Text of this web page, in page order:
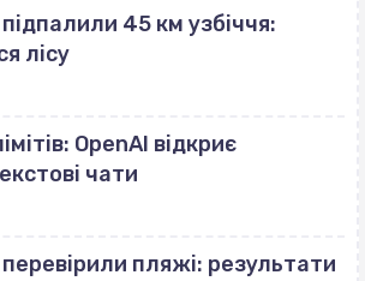
45 км узбіччя:
лісу
OpenAI відкриє
чати
пляжі: результати